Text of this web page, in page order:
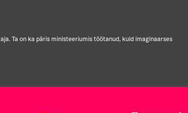
Ta on ka päris ministeeriumis töötanud, kuid imaginaarses